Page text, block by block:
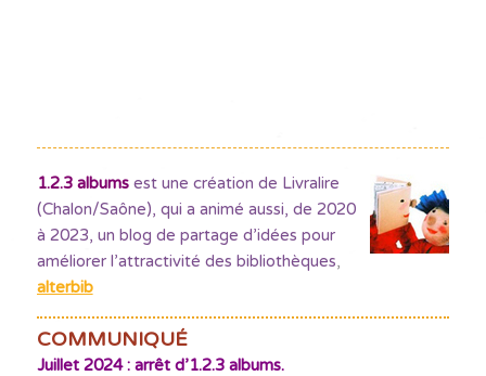
1.2.3 albumsest une création de Livralire
(Chalon/Saône), qui a animé aussi, de 2020
à 2023, un blog de partage d’idées pour
améliorer l’attractivité des bibliothèques,
alterbib
COMMUNIQUÉ
Juillet 2024 : arrêt d’1.2.3 albums.